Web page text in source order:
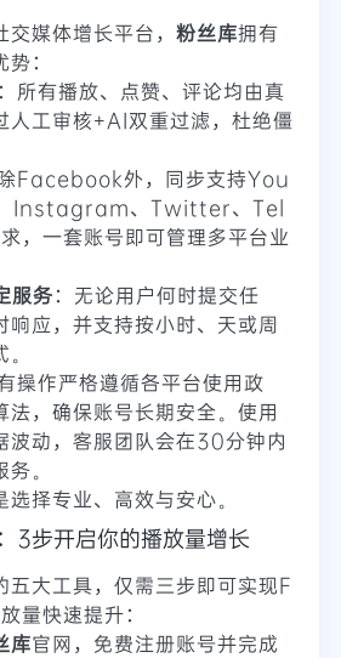
媒体增长平台， 粉丝库拥有
：
：所有播放、点赞、评论均由真
人工审核+AI双重过滤，杜绝僵
Facebook外，同步支持You
Instagram、Twitter、Tel
，一套账号即可管理多平台业
服务：无论用户何时提交任
响应，并支持按小时、天或周
操作严格遵循各平台使用政
法，确保账号长期安全。使用
波动，客服团队会在30分钟内
。
选择专业、高效与安心。
3步开启你的播放量增长
五大工具，仅需三步即可实现F
量快速提升：
库官网，免费注册账号并完成